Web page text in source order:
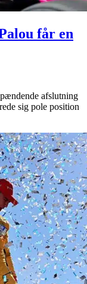
får en
afslutning
sig pole position